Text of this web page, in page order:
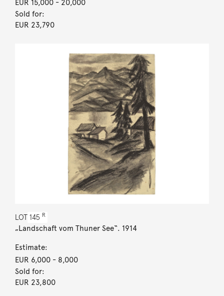
EUR 15,000- 20,000
Sold for:
EUR 23,790
LOT 145 R
„Landschaft vom Thuner See“. 1914
Estimate:
EUR 6,000- 8,000
Sold for:
EUR 23,800